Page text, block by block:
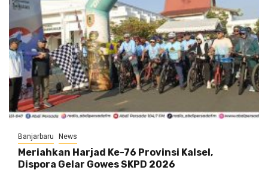
Banjarbaru News
Meriahkan Harjad Ke-76 Provinsi Kalsel,
Dispora Gelar Gowes SKPD 2026